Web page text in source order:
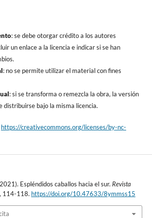
: se debe otorgar crédito a los autores
un enlace a la licencia e indicar si se han
: no se permite utilizar el material con fines
: si se transforma o remezcla la obra, la versión
distribuirse bajo la misma licencia.
https://creativecommons.org/licenses/by-nc-
Espléndidos caballos hacia el sur. Revista
114-118. https://doi.org/10.47633/8ymmss15